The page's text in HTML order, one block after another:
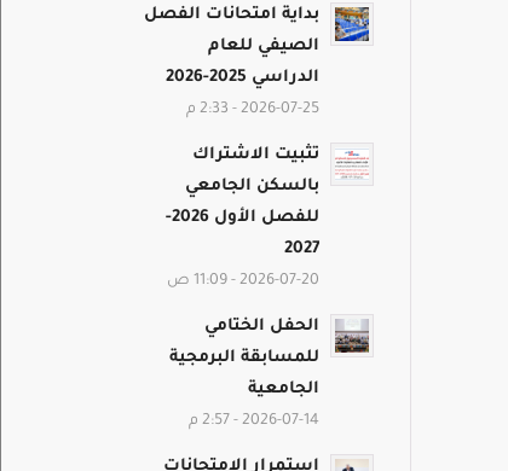
بداية امتحانات الفصل
الصيفي للعام
الدراسي 2025-2026
2026-07-25 - 2:33 م
تثبيت الاشتراك
بالسكن الجامعي
للفصل الأول 2026-
2027
2026-07-20 - 11:09 ص
الحفل الختامي
للمسابقة البرمجية
الجامعية
2026-07-14 - 2:57 م
استمرار الامتحانات